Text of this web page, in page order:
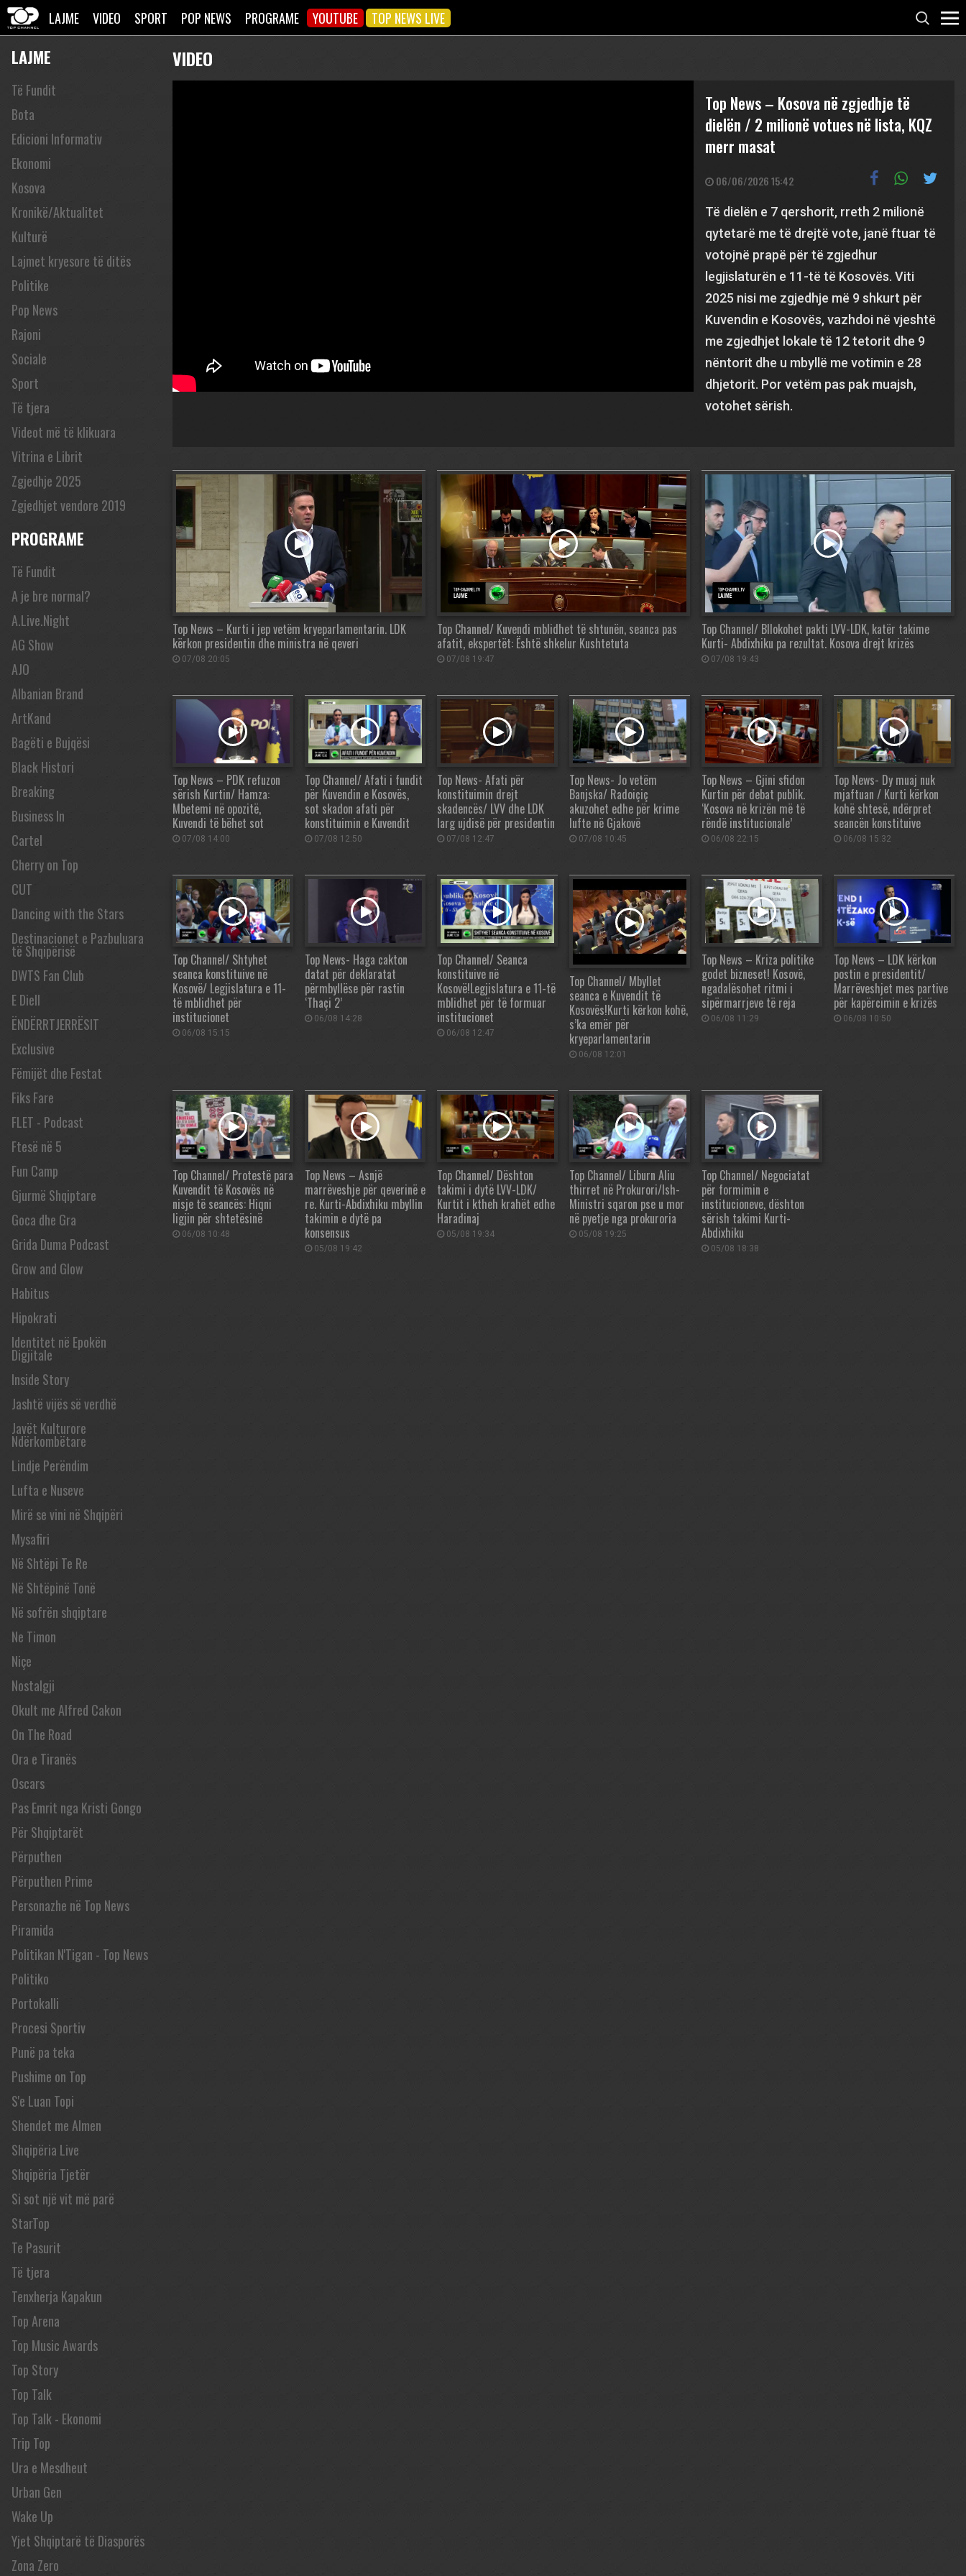
LAJME VIDEO SPORT POP NEWS PROGRAME YOUTUBE TOP NEWS LIVE
LAJME
Të Fundit
Bota
Edicioni Informativ
Ekonomi
Kosova
Kronikë/Aktualitet
Kulturë
Lajmet kryesore të ditës
Politike
Pop News
Rajoni
Sociale
Sport
Të tjera
Videot më të klikuara
Vitrina e Librit
Zgjedhje 2025
Zgjedhjet vendore 2019
PROGRAME
Të Fundit
A je bre normal?
A.Live.Night
AG Show
AJO
Albanian Brand
ArtKand
Bagëti e Bujqësi
Black Histori
Breaking
Business In
Cartel
Cherry on Top
CUT
Dancing with the Stars
Destinacionet e Pazbuluara
të Shqipërisë
DWTS Fan Club
E Diell
ËNDËRRTJERRËSIT
Exclusive
Fëmijët dhe Festat
Fiks Fare
FLET - Podcast
Ftesë në 5
Fun Camp
Gjurmë Shqiptare
Goca dhe Gra
Grida Duma Podcast
Grow and Glow
Habitus
Hipokrati
Identitet në Epokën
Digjitale
Inside Story
Jashtë vijës së verdhë
Javët Kulturore
Ndërkombëtare
Lindje Perëndim
Lufta e Nuseve
Mirë se vini në Shqipëri
Mysafiri
Në Shtëpi Te Re
Në Shtëpinë Tonë
Në sofrën shqiptare
Ne Timon
Niçe
Nostalgji
Okult me Alfred Cakon
On The Road
Ora e Tiranës
Oscars
Pas Emrit nga Kristi Gongo
Për Shqiptarët
Përputhen
Përputhen Prime
Personazhe në Top News
Piramida
Politikan N'Tigan - Top News
Politiko
Portokalli
Procesi Sportiv
Punë pa teka
Pushime on Top
S'e Luan Topi
Shendet me Almen
Shqipëria Live
Shqipëria Tjetër
Si sot një vit më parë
StarTop
Te Pasurit
Të tjera
Tenxherja Kapakun
Top Arena
Top Music Awards
Top Story
Top Talk
Top Talk - Ekonomi
Trip Top
Ura e Mesdheut
Urban Gen
Wake Up
Yjet Shqiptarë të Diasporës
Zona Zero
VIDEO
Top News – Kosova në zgjedhje të
dielën / 2 milionë votues në lista, KQZ
merr masat
06/06/2026 15:42
Të dielën e 7 qershorit, rreth 2 milionë
qytetarë me të drejtë vote, janë ftuar të
votojnë prapë për të zgjedhur
legjislaturën e 11-të të Kosovës. Viti
2025 nisi me zgjedhje më 9 shkurt për
Kuvendin e Kosovës, vazhdoi në vjeshtë
me zgjedhjet lokale të 12 tetorit dhe 9
nëntorit dhe u mbyllë me votimin e 28
dhjetorit. Por vetëm pas pak muajsh,
votohet sërish.
Top News – Kurti i jep vetëm kryeparlamentarin. LDK
kërkon presidentin dhe ministra në qeveri
07/08 20:05
Top Channel/ Kuvendi mblidhet të shtunën, seanca pas
afatit, ekspertët: Është shkelur Kushtetuta
07/08 19:47
Top Channel/ Bllokohet pakti LVV-LDK, katër takime
Kurti- Abdixhiku pa rezultat. Kosova drejt krizës
07/08 19:43
Top News – PDK refuzon
sërish Kurtin/ Hamza:
Mbetemi në opozitë,
Kuvendi të bëhet sot
07/08 14:00
Top Channel/ Afati i fundit
për Kuvendin e Kosovës,
sot skadon afati për
konstituimin e Kuvendit
07/08 12:50
Top News- Afati për
konstituimin drejt
skadencës/ LVV dhe LDK
larg ujdisë për presidentin
07/08 12:47
Top News- Jo vetëm
Banjska/ Radoiçiç
akuzohet edhe për krime
lufte në Gjakovë
07/08 10:45
Top News – Gjini sfidon
Kurtin për debat publik.
‘Kosova në krizën më të
rëndë institucionale’
06/08 22:15
Top News- Dy muaj nuk
mjaftuan / Kurti kërkon
kohë shtesë, ndërpret
seancën konstituive
06/08 15:32
Top Channel/ Shtyhet
seanca konstituive në
Kosovë/ Legjislatura e 11-
të mblidhet për
institucionet
06/08 15:15
Top News- Haga cakton
datat për deklaratat
përmbyllëse për rastin
‘Thaçi 2’
06/08 14:28
Top Channel/ Seanca
konstituive në
Kosovë!Legjislatura e 11-të
mblidhet për të formuar
institucionet
06/08 12:47
Top Channel/ Mbyllet
seanca e Kuvendit të
Kosovës!Kurti kërkon kohë,
s’ka emër për
kryeparlamentarin
06/08 12:01
Top News – Kriza politike
godet bizneset! Kosovë,
ngadalësohet ritmi i
sipërmarrjeve të reja
06/08 11:29
Top News – LDK kërkon
postin e presidentit/
Marrëveshjet mes partive
për kapërcimin e krizës
06/08 10:50
Top Channel/ Protestë para
Kuvendit të Kosovës në
nisje të seancës: Hiqni
ligjin për shtetësinë
06/08 10:48
Top News – Asnjë
marrëveshje për qeverinë e
re. Kurti-Abdixhiku mbyllin
takimin e dytë pa
konsensus
05/08 19:42
Top Channel/ Dështon
takimi i dytë LVV-LDK/
Kurtit i ktheh krahët edhe
Haradinaj
05/08 19:34
Top Channel/ Liburn Aliu
thirret në Prokurori/Ish-
Ministri sqaron pse u mor
në pyetje nga prokuroria
05/08 19:25
Top Channel/ Negociatat
për formimin e
institucioneve, dështon
sërish takimi Kurti-
Abdixhiku
05/08 18:38